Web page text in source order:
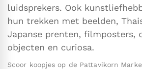
luidsprekers. Ook
hun trekken met beelden,
Japanse prenten, filmposters,
objecten en curiosa.
Scoor koopjes op de Pattavikorn